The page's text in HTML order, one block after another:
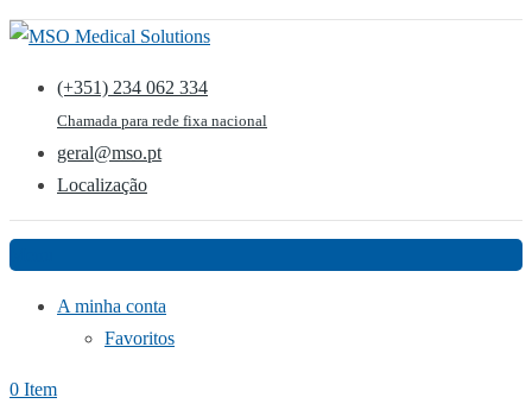
(+351) 234 062 334
Chamada para rede fixa nacional
geral@mso.pt
Localização
A minha conta
Favoritos
0 Item